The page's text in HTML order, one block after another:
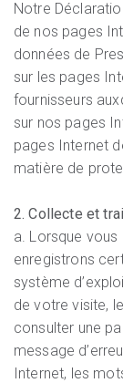
Notre
de nos pages
données de
sur les pages
fournisseurs
sur nos pages
pages Internet
matière de
2. Collecte et
a. Lorsque
enregistrons
système
de votre visite,
consulter une
message
Internet, les